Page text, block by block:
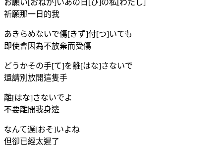
お願い[おねが]いあの日[ひ]の私[わたし]
祈願那一日的我
あきらめないで傷[きず]付[つ]いても
即使會因為不放棄而受傷
どうかその手[て]を離[はな]さないで
還請別放開這隻手
離[はな]さないでよ
不要離開我身邊
なんて遅[おそ]いよね
但卻已經太遲了